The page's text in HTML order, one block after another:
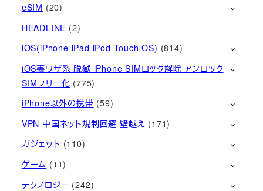
eSIM (20)
HEADLINE (2)
iOS(iPhone iPad iPod Touch OS) (814)
iOS裏ワザ系 脱獄 iPhone SIMロック解除 アンロック
SIMフリー化 (775)
iPhone以外の携帯 (59)
VPN 中国ネット規制回避 壁越え (171)
ガジェット (110)
ゲーム (11)
テクノロジー (242)